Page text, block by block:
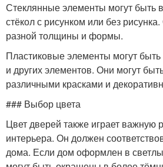
Стеклянные элементы могут быть
стёкол с рисунком или без
разной толщины и формы.
Пластиковые элементы могут
и других элементов. Они могут
различными красками и
### Выбор цвета
Цвет дверей также играет важную
интерьера. Он должен
дома. Если дом оформлен в